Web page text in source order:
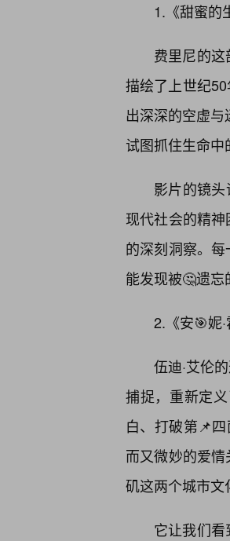
1.《甜蜜
费里尼的这
描绘了上世纪
出深深的空虚
试图抓住生命中
影片的镜
现代社会的精
的深刻洞察。
能发现被🤔遗忘
2.《安🎯妮
伍迪·艾伦
捕捉，重新定
白、打破第📌
而又微妙的爱
矶这两个城市文
它让我们